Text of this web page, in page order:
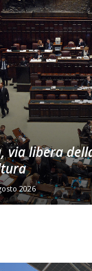
via libera
2026